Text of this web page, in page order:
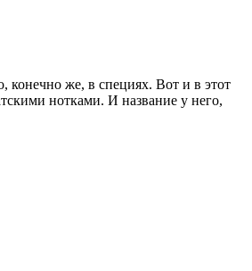
конечно же, в специях. Вот и в этот
нотками. И название у него,